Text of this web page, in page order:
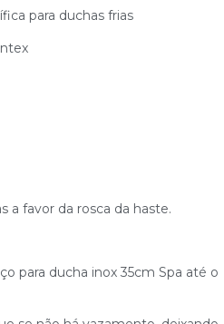
para duchas frias
a favor da rosca da haste.
para ducha inox 35cm Spa até o